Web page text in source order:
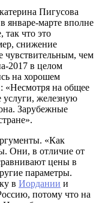
Пигусова
январе-марте вполне
так что это
снижение
чувствительным, чем
2017 в целом
на хорошем
«Несмотря на общее
железную
Зарубежные
«Как
Они, в отличие от
цены в
параметры.
в Иордании и
потому что на